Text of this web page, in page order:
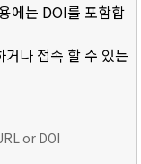
에는 DOI를 포함합
나 접속 할 수 있는
or DOI